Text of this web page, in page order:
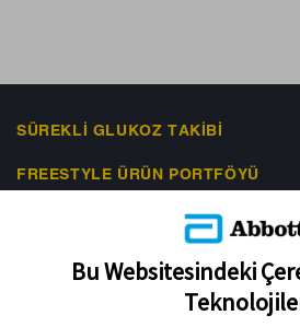
SÜREKLI GLUKOZ TAKIBI
FREESTYLE ÜRÜN PORTFÖYÜ
EDUCATIONAL RESOURCES
İLETIŞIM & HABERLER
Bu Websitesindeki